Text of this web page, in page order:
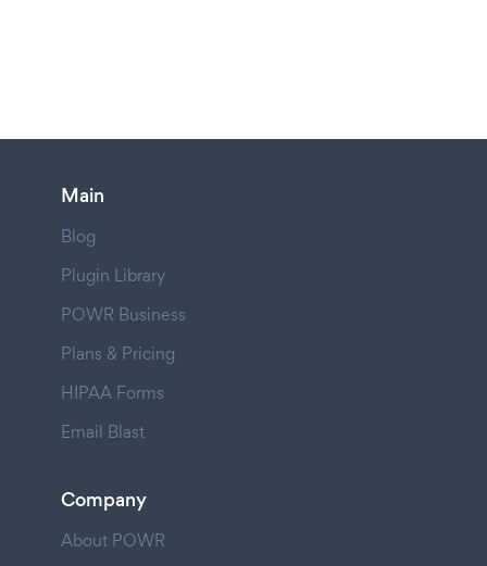
Main
Blog
Plugin Library
POWR Business
Plans & Pricing
HIPAA Forms
Email Blast
Company
About POWR